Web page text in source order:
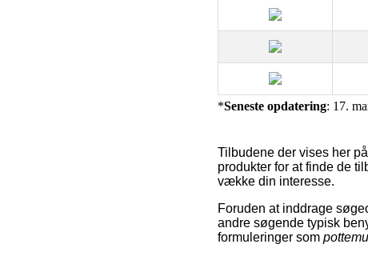
*Seneste opdatering: 17.
Tilbudene der vises her
produkter for at finde de
vække din interesse.
Foruden at inddrage
andre søgende typisk
formuleringer som